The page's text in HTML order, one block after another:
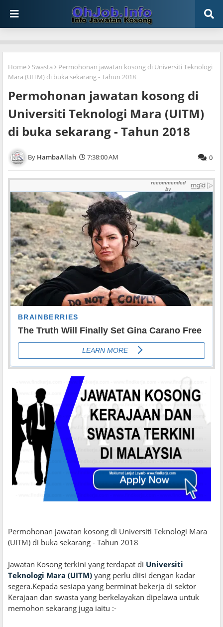
Home Swasta
Permohonan jawatan kosong di Universiti Teknologi
Mara (UITM) di buka sekarang - Tahun 2018
Permohonan jawatan kosong di
Universiti Teknologi Mara (UITM)
di buka sekarang - Tahun 2018
HambaAllah 7:38:00 AM 0
Permohonan jawatan kosong di Universiti Teknologi Mara
(UITM) di buka sekarang - Tahun 2018
Jawatan Kosong terkini yang terdapat di Universiti
Teknologi Mara (UITM) yang perlu diisi dengan kadar
segera.Kepada sesiapa yang berminat bekerja di sektor
Kerajaan dan swasta yang berkelayakan dipelawa untuk
memohon sekarang juga iaitu :-